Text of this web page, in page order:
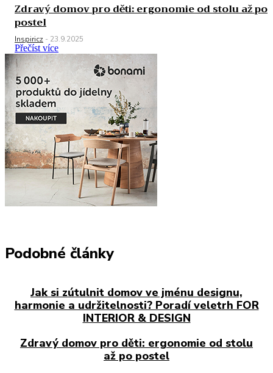
Zdravý domov pro děti: ergonomie od stolu až po
postel
Inspiricz - 23.9.2025
Přečíst více
Podobné články
Jak si zútulnit domov ve jménu designu,
harmonie a udržitelnosti? Poradí veletrh FOR
INTERIOR & DESIGN
Zdravý domov pro děti: ergonomie od stolu
až po postel